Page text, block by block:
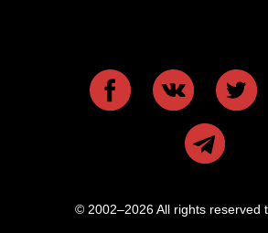
© 2002–2026 All rights reserved